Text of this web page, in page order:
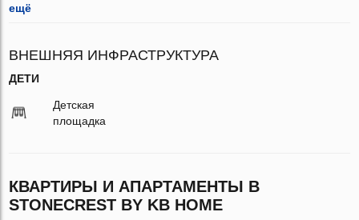
ещё
ВНЕШНЯЯ ИНФРАСТРУКТУРА
ДЕТИ
Детская
площадка
КВАРТИРЫ И АПАРТАМЕНТЫ В
STONECREST BY KB HOME